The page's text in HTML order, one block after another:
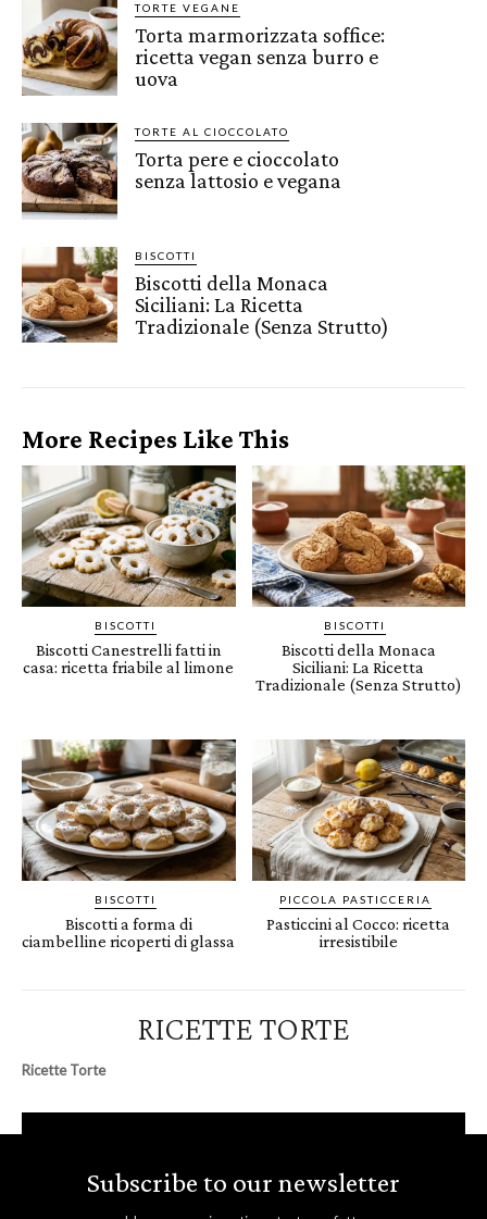
TORTE VEGANE
Torta marmorizzata soffice:
ricetta vegan senza burro e
uova
TORTE AL CIOCCOLATO
Torta pere e cioccolato
senza lattosio e vegana
BISCOTTI
Biscotti della Monaca
Siciliani: La Ricetta
Tradizionale (Senza Strutto)
More Recipes Like This
BISCOTTI
Biscotti Canestrelli fatti in
casa: ricetta friabile al limone
BISCOTTI
Biscotti della Monaca
Siciliani: La Ricetta
Tradizionale (Senza Strutto)
BISCOTTI
Biscotti a forma di
ciambelline ricoperti di glassa
PICCOLA PASTICCERIA
Pasticcini al Cocco: ricetta
irresistibile
RICETTE TORTE
Ricette Torte
Subscribe to our newsletter